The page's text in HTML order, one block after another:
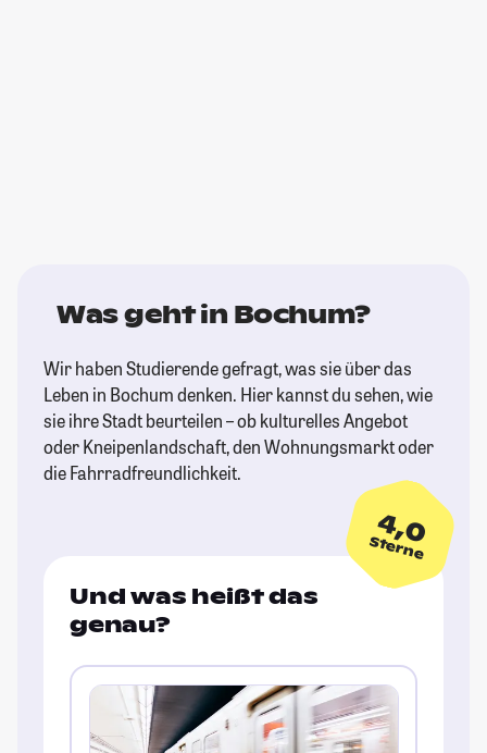
Was geht in Bochum?
Wir haben Studierende gefragt, was sie über das
Leben in Bochum denken. Hier kannst du sehen, wie
sie ihre Stadt beurteilen – ob kulturelles Angebot
oder Kneipenlandschaft, den Wohnungsmarkt oder
die Fahrradfreundlichkeit.
4,0
Sterne
Und was heißt das
genau?